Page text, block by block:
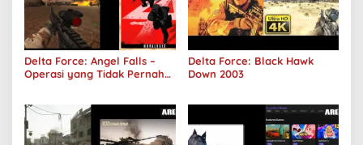
Delta Force: Angel Falls –
Operasi yang Tidak Pernah
Delta Force: Black Hawk
Down 2003